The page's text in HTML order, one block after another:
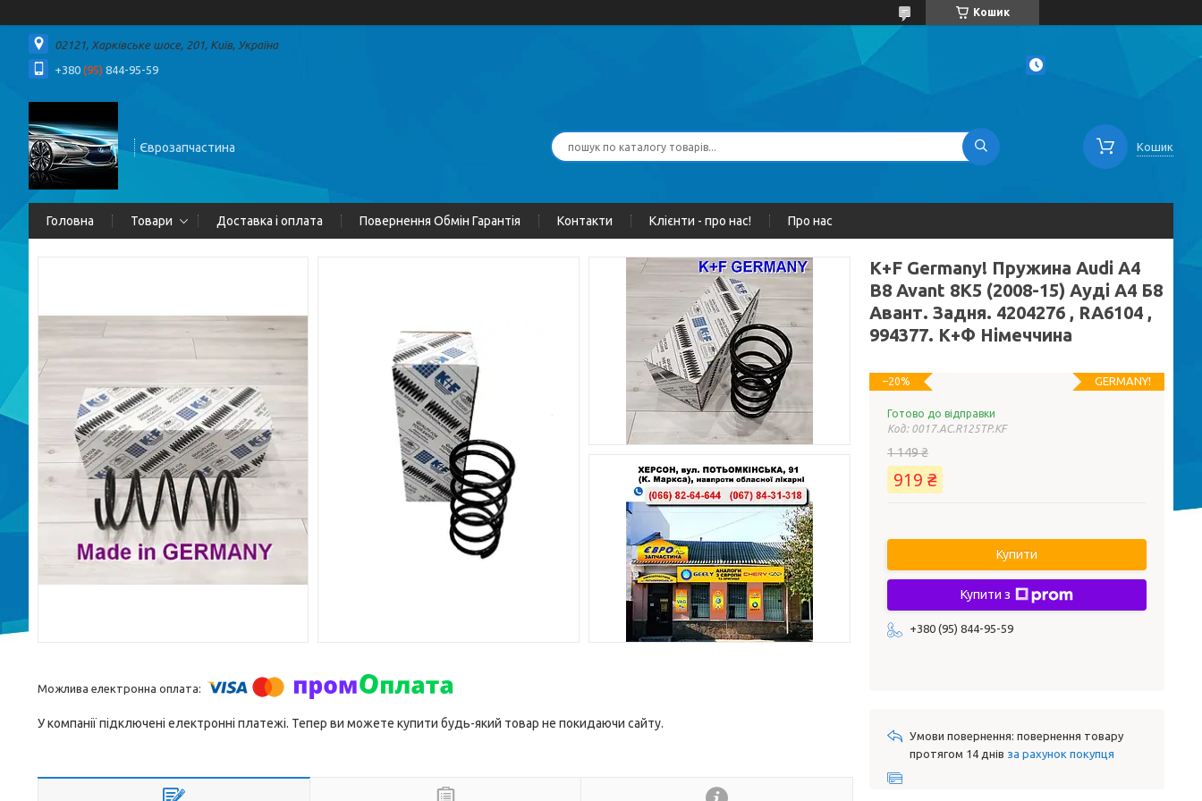
Кошик
02121, Харківське шосе, 201, Київ, Україна
+380 (95) 844-95-59
Єврозапчастина Кошик
Головна Товари Доставка і оплата Повернення Обмін Гарантія Контакти Клієнти - про нас! Про нас
У компанії підключені електронні платежі. Тепер ви можете купити будь-який товар не покидаючи сайту.
K+F Germany! Пружина Audi A4
B8 Avant 8K5 (2008-15) Ауді А4 Б8
Авант. Задня. 4204276 , RA6104 ,
994377. К+Ф Німеччина
GERMANY!
–20%
Готово до відправки
Код: 0017.AC.R125TP.KF
1 149 ₴
919 ₴
Купити
Купити з
+380 (95) 844-95-59
повернення товару
протягом 14 днів за рахунок покупця